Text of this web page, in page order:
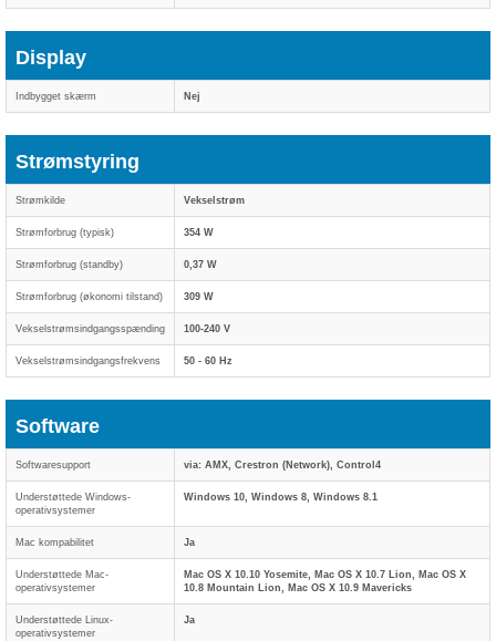
Display
Indbygget skærm Nej
Strømstyring
Strømkilde Vekselstrøm
Strømforbrug (typisk) 354 W
Strømforbrug (standby) 0,37 W
Strømforbrug (økonomi tilstand) 309 W
Vekselstrømsindgangsspænding 100-240 V
Vekselstrømsindgangsfrekvens 50 - 60 Hz
Software
Softwaresupport via: AMX, Crestron (Network), Control4
Understøttede Windows-
operativsystemer
Windows 10, Windows 8, Windows 8.1
Mac kompabilitet Ja
Understøttede Mac-
operativsystemer
Mac OS X 10.10 Yosemite, Mac OS X 10.7 Lion, Mac OS X
10.8 Mountain Lion, Mac OS X 10.9 Mavericks
Understøttede Linux-
operativsystemer
Ja